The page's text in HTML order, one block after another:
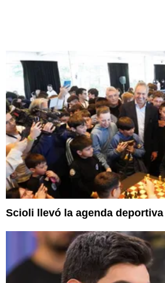
Scioli llevó la agenda